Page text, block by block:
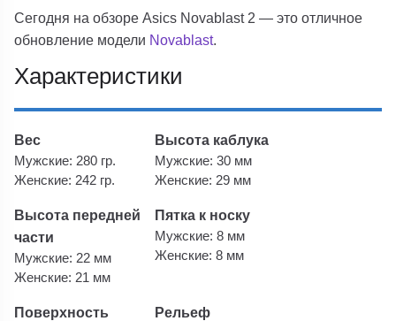
Сегодня на обзоре Asics Novablast 2 — это отличное
обновление модели Novablast.
Характеристики
Вес
Мужские: 280 гр.
Женские: 242 гр.
Высота каблука
Мужские: 30 мм
Женские: 29 мм
Высота передней
части
Мужские: 22 мм
Женские: 21 мм
Пятка к носку
Мужские: 8 мм
Женские: 8 мм
Поверхность Рельеф